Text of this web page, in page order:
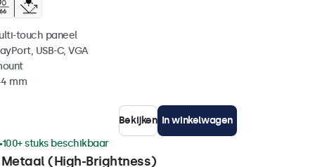
touch paneel
USB-C, VGA
mm
Bekijken In winkelwagen
(High-Brightness)
100+ stuks beschikbaar